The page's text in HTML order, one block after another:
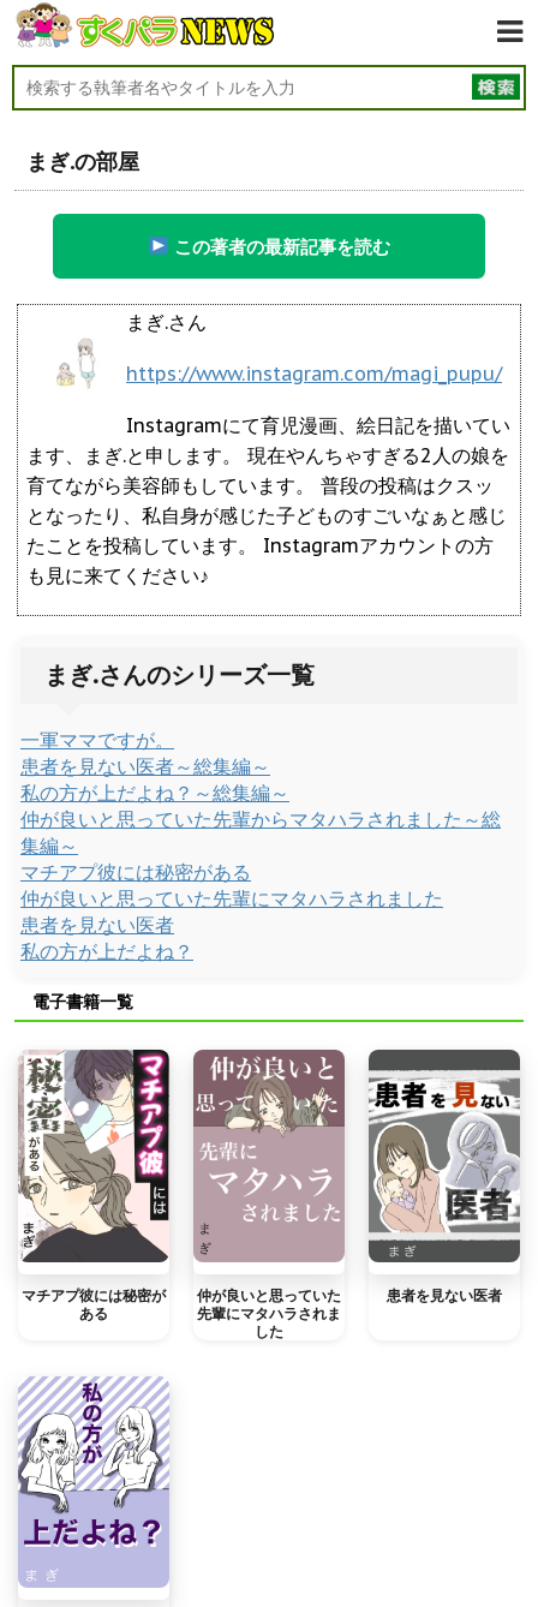
まぎ.の部屋
この著者の最新記事を読む
まぎ.さん
https://www.instagram.com/magi_pupu/
Instagramにて育児漫画、絵日記を描いてい
ます、まぎ.と申します。 現在やんちゃすぎる2人の娘を
育てながら美容師もしています。 普段の投稿はクスッ
となったり、私自身が感じた子どものすごいなぁと感じ
たことを投稿しています。 Instagramアカウントの方
も見に来てください♪
まぎ.さんのシリーズ一覧
一軍ママですが。
患者を見ない医者～総集編～
私の方が上だよね？～総集編～
仲が良いと思っていた先輩からマタハラされました～総
集編～
マチアプ彼には秘密がある
仲が良いと思っていた先輩にマタハラされました
患者を見ない医者
私の方が上だよね？
電子書籍一覧
マチアプ彼には秘密が
ある
仲が良いと思っていた
先輩にマタハラされま
した
患者を見ない医者